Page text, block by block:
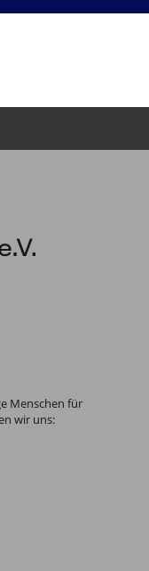
Menschen für
wir uns: